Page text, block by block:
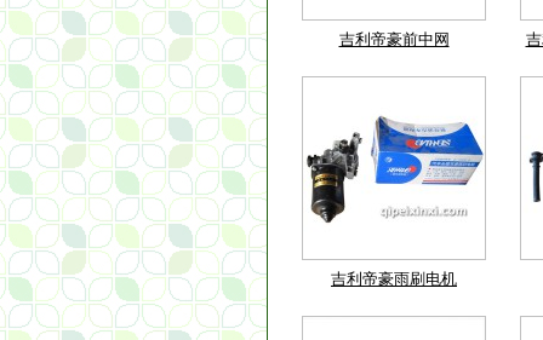
吉利帝豪前中网
吉利帝豪雨刷电机